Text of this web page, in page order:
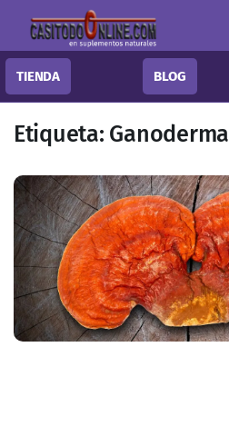
TIENDA BLOG
Etiqueta: Ganoderma